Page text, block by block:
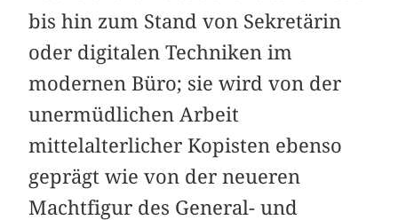
bis hin zum Stand von Sekretärin
oder digitalen Techniken im
modernen Büro; sie wird von der
unermüdlichen Arbeit
mittelalterlicher Kopisten ebenso
geprägt wie von der neueren
Machtfigur des General- und